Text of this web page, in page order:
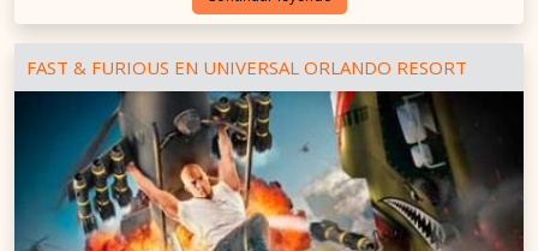
FAST & FURIOUS EN UNIVERSAL ORLANDO RESORT